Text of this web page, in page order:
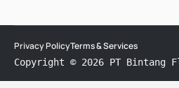
Copyright © 2026 PT Bintang
Privacy PolicyTerms & Services